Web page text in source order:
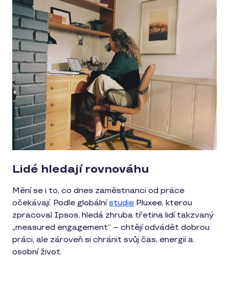
Lidé hledají rovnováhu
Mění se i to, co dnes zaměstnanci od práce
očekávají. Podle globálnístudie Pluxee, kterou
zpracoval Ipsos, hledá zhruba třetina lidí takzvaný
„measured engagement“ – chtějí odvádět dobrou
práci, ale zároveň si chránit svůj čas, energii a
osobní život.